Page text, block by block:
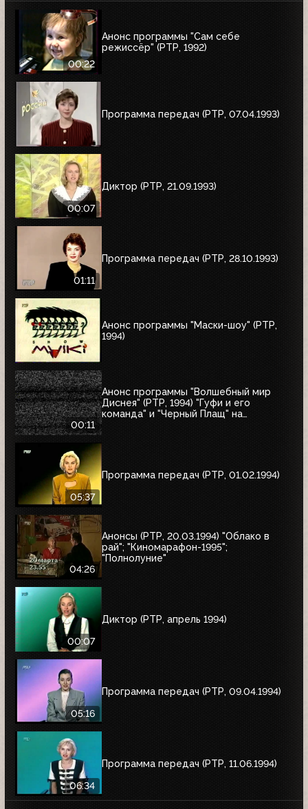
00:22
Анонс программы "Сам себе
режиссёр" (РТР, 1992)
Программа передач (РТР, 07.04.1993)
00:07
Диктор (РТР, 21.09.1993)
01:11
Программа передач (РТР, 28.10.1993)
Анонс программы "Маски-шоу" (РТР,
1994)
00:11
Анонс программы "Волшебный мир
Диснея" (РТР, 1994) "Гуфи и его
команда" и "Черный Плащ" на
05:37
Программа передач (РТР, 01.02.1994)
04:26
Анонсы (РТР, 20.03.1994) "Облако в
рай"; "Киномарафон-1995";
"Полнолуние"
00:07
Диктор (РТР, апрель 1994)
05:16
Программа передач (РТР, 09.04.1994)
06:34
Программа передач (РТР, 11.06.1994)